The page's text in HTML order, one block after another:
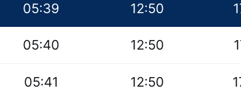
05:39 12:50
05:40 12:50
05:41 12:50